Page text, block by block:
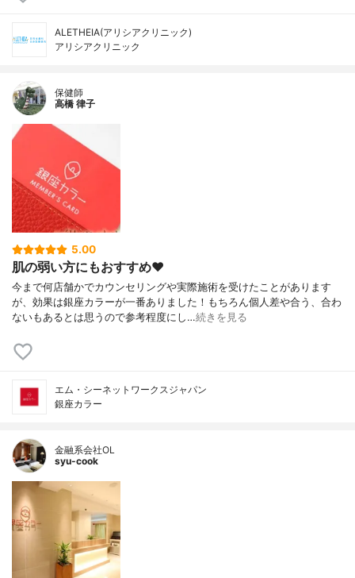
ALETHEIA(アリシアクリニック)
アリシアクリニック
保健師
高橋 律子
5.00
肌の弱い方にもおすすめ❤️
今まで何店舗かでカウンセリングや実際施術を受けたことがあります
が、効果は銀座カラーが一番ありました！もちろん個人差や合う、合わ
ないもあるとは思うので参考程度にし…続きを見る
エム・シーネットワークスジャパン
銀座カラー
金融系会社OL
syu-cook